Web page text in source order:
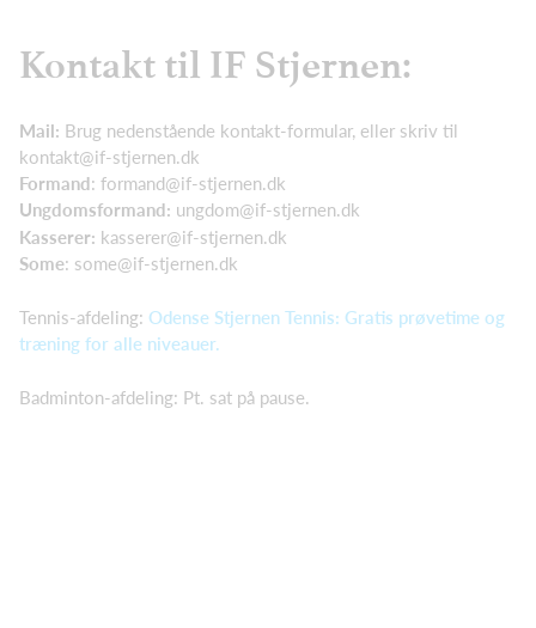
Kontakt til IF Stjernen:
Mail: Brug nedenstående kontakt-formular, eller skriv til
kontakt@if-stjernen.dk
Formand: formand@if-stjernen.dk
Ungdomsformand: ungdom@if-stjernen.dk
Kasserer: kasserer@if-stjernen.dk
Some: some@if-stjernen.dk
Tennis-afdeling: Odense Stjernen Tennis: Gratis prøvetime og
træning for alle niveauer.
Badminton-afdeling: Pt. sat på pause.